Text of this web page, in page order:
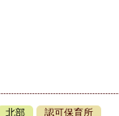
北部 認可保育所